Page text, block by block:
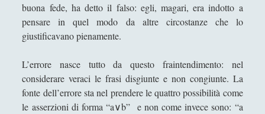
La trasparenza della plastica che sublima la
"macchia d'olio" sul potere
Pedagogia Sociale – Integrazione di Giochi e
Interazione Sociale nel Processo di
Apprendimento
buona fede, ha detto il falso: egli, magari, era indotto a
pensare in quel modo da altre circostanze che lo
giustificavano pienamente.
L’errore nasce tutto da questo fraintendimento: nel
considerare veraci le frasi disgiunte e non congiunte. La
fonte dell’errore sta nel prendere le quattro possibilità come
le asserzioni di forma “a∨b” e non come invece sono: “a